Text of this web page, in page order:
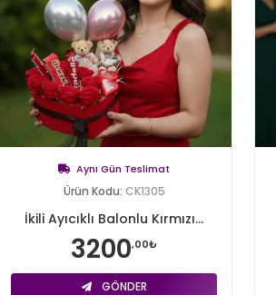
Aynı Gün Teslimat
Ürün Kodu: CK1305
İkili Ayıcıklı Balonlu Kırmızı...
3200,00₺
GÖNDER